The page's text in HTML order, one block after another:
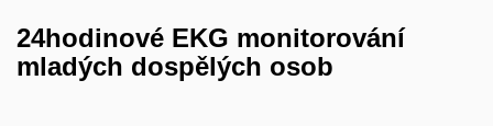
24hodinové EKG monitorování
mladých dospělých osob